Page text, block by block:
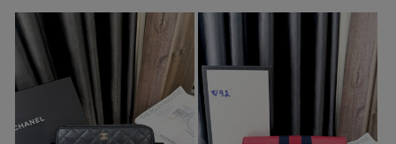
thường
thường